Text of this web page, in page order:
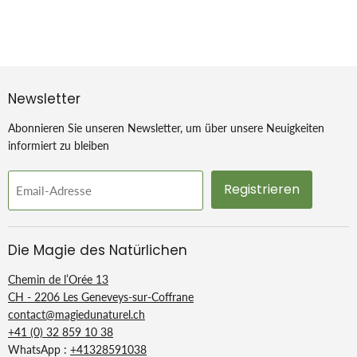
Newsletter
Abonnieren Sie unseren Newsletter, um über unsere Neuigkeiten
informiert zu bleiben
Email-Adresse Registrieren
Die Magie des Natürlichen
Chemin de l’Orée 13
CH - 2206 Les Geneveys-sur-Coffrane
contact@magiedunaturel.ch
+41 (0) 32 859 10 38
WhatsApp : +41328591038